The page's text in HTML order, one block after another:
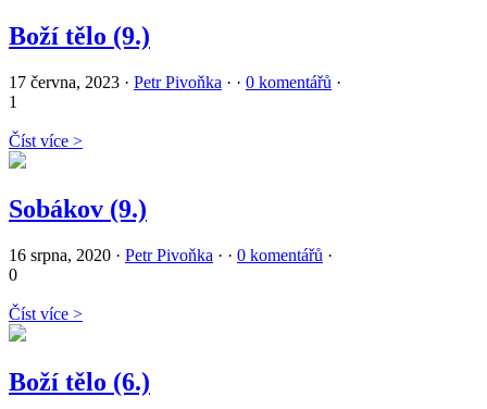
Boží tělo (9.)
17 června, 2023 · Petr Pivoňka · · 0 komentářů ·
1
Číst více >
Sobákov (9.)
16 srpna, 2020 · Petr Pivoňka · · 0 komentářů ·
0
Číst více >
Boží tělo (6.)